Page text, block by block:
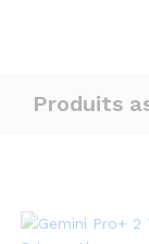
Produits